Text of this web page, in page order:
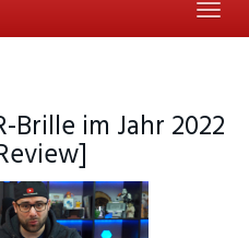
Brille im Jahr 2022